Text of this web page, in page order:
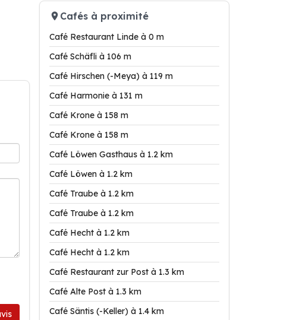
Cafés à proximité
Café Restaurant Linde à 0 m
Café Schäfli à 106 m
Café Hirschen (-Meya) à 119 m
Café Harmonie à 131 m
Café Krone à 158 m
Café Krone à 158 m
Café Löwen Gasthaus à 1.2 km
Café Löwen à 1.2 km
Café Traube à 1.2 km
Café Traube à 1.2 km
Café Hecht à 1.2 km
Café Hecht à 1.2 km
Café Restaurant zur Post à 1.3 km
Café Alte Post à 1.3 km
Café Säntis (-Keller) à 1.4 km